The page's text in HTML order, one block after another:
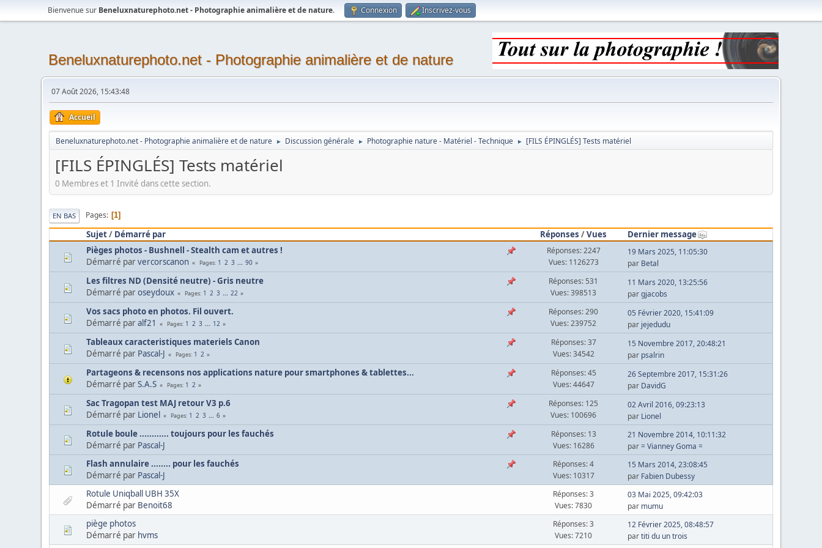
Bienvenue sur Beneluxnaturephoto.net - Photographie animalière et de nature. Connexion Inscrivez-vous
Beneluxnaturephoto.net - Photographie animalière et de nature
07 Août 2026, 15:43:48
Accueil
Beneluxnaturephoto.net - Photographie animalière et de nature ► Discussion générale ► Photographie nature - Matériel - Technique ► [FILS ÉPINGLÉS] Tests matériel
[FILS ÉPINGLÉS] Tests matériel
0 Membres et 1 Invité dans cette section.
EN BAS Pages 1
Sujet/ Démarré par Réponses /Vues
Dernier message
Pièges photos - Bushnell - Stealth cam et autres !
Démarré parvercorscanon Pages 1 2 3 ... 90
Réponses: 2247
Vues: 1126273
19 Mars 2025, 11:05:30
par Betal
Les filtres ND (Densité neutre) - Gris neutre
Démarré paroseydoux Pages 1 2 3 ... 22
Réponses: 531
Vues: 398513
11 Mars 2020, 13:25:56
pargjacobs
Vos sacs photo en photos. Fil ouvert.
Démarré paralf21 Pages 1 2 3 ... 12
Réponses: 290
Vues: 239752
05 Février 2020, 15:41:09
par jejedudu
Tableaux caracteristiques materiels Canon
Démarré par Pascal-J Pages 1 2
Réponses: 37
Vues: 34542
15 Novembre 2017, 20:48:21
par psalrin
Partageons & recensons nos applications nature pour smartphones & tablettes...
Démarré parS.A.S Pages 1 2
Réponses: 45
Vues: 44647
26 Septembre 2017, 15:31:26
par DavidG
Sac Tragopan test MAJ retour V3 p.6
Démarré par Lionel Pages 1 2 3 ... 6
Réponses: 125
Vues: 100696
02 Avril 2016, 09:23:13
par Lionel
Rotule boule ............ toujours pour les fauchés
Démarré par Pascal-J
Réponses: 13
Vues: 16286
21 Novembre 2014, 10:11:32
par= Vianney Goma =
Flash annulaire ........ pour les fauchés
Démarré par Pascal-J
Réponses: 4
Vues: 10317
15 Mars 2014, 23:08:45
par Fabien Dubessy
Rotule Uniqball UBH 35X
Démarré par Benoit68
Réponses: 3
Vues: 7830
03 Mai 2025, 09:42:03
par mumu
piège photos
Démarré par hvms
Réponses: 3
Vues: 7210
12 Février 2025, 08:48:57
partiti du un trois